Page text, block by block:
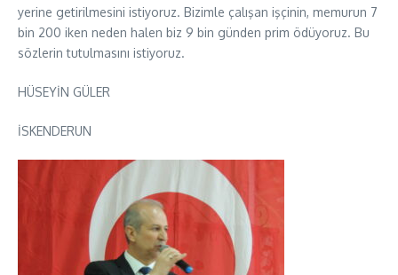
yerine getirilmesini istiyoruz. Bizimle çalışan işçinin, memurun 7
bin 200 iken neden halen biz 9 bin günden prim ödüyoruz. Bu
sözlerin tutulmasını istiyoruz.
HÜSEYİN GÜLER
İSKENDERUN